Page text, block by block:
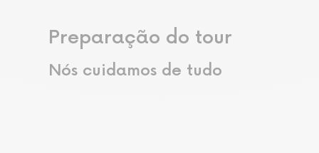
Preparação do tour
Nós cuidamos de tudo